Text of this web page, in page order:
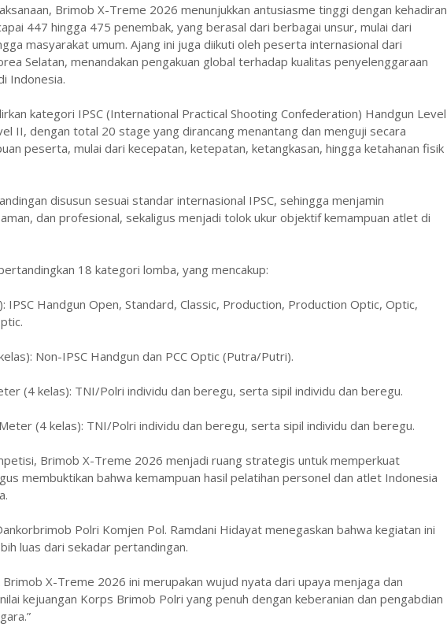
Brimob X-Treme 2026 menunjukkan antusiasme tinggi dengan kehadiran
447 hingga 475 penembak, yang berasal dari berbagai unsur, mulai dari
masyarakat umum. Ajang ini juga diikuti oleh peserta internasional dari
Selatan, menandakan pengakuan global terhadap kualitas penyelenggaraan
Indonesia.
kategori IPSC (International Practical Shooting Confederation) Handgun Level
II, dengan total 20 stage yang dirancang menantang dan menguji secara
peserta, mulai dari kecepatan, ketepatan, ketangkasan, hingga ketahanan fisik
disusun sesuai standar internasional IPSC, sehingga menjamin
dan profesional, sekaligus menjadi tolok ukur objektif kemampuan atlet di
18 kategori lomba, yang mencakup:
IPSC Handgun Open, Standard, Classic, Production, Production Optic, Optic,
Non-IPSC Handgun dan PCC Optic (Putra/Putri).
(4 kelas): TNI/Polri individu dan beregu, serta sipil individu dan beregu.
(4 kelas): TNI/Polri individu dan beregu, serta sipil individu dan beregu.
Brimob X-Treme 2026 menjadi ruang strategis untuk memperkuat
membuktikan bahwa kemampuan hasil pelatihan personel dan atlet Indonesia
Polri Komjen Pol. Ramdani Hidayat menegaskan bahwa kegiatan ini
luas dari sekadar pertandingan.
Brimob X-Treme 2026 ini merupakan wujud nyata dari upaya menjaga dan
kejuangan Korps Brimob Polri yang penuh dengan keberanian dan pengabdian